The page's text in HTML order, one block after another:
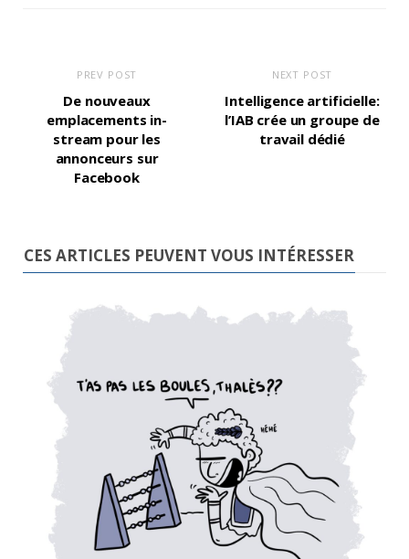
PREV POST
De nouveaux
emplacements in-
stream pour les
annonceurs sur
Facebook
NEXT POST
Intelligence artificielle:
l’IAB crée un groupe de
travail dédié
CES ARTICLES PEUVENT VOUS INTÉRESSER